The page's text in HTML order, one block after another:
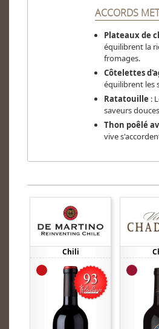
ACCORDS
Plateaux de
équilibrent la
fromages.
Côtelettes
équilibrent les
Ratatouille :
saveurs
Thon poêlé
vive
Chili